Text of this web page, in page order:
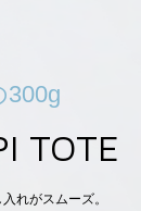
300g
TOTE
れがスムーズ。